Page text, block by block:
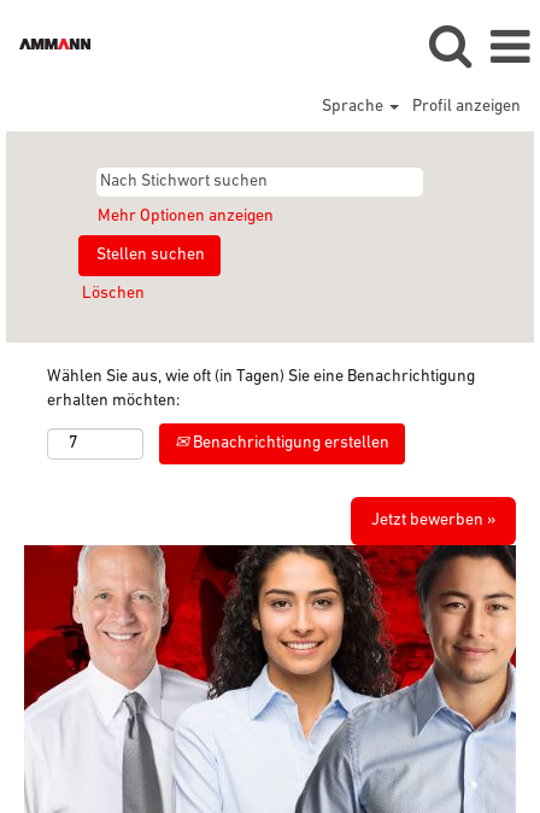
Sprache Profil anzeigen
Mehr Optionen anzeigen
Löschen
Wählen Sie aus, wie oft (in Tagen) Sie eine Benachrichtigung
erhalten möchten:
Benachrichtigung erstellen
Jetzt bewerben »